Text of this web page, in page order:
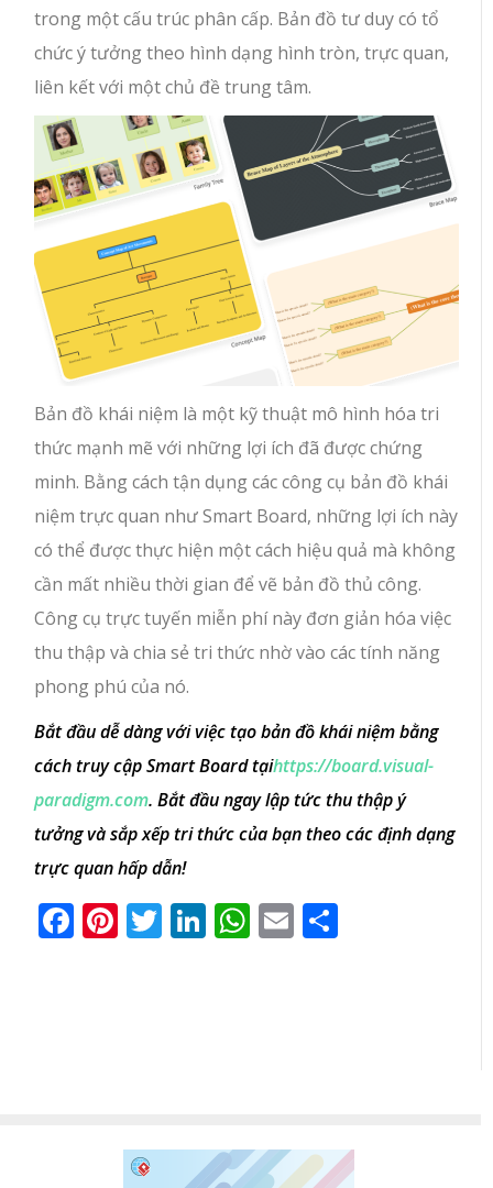
trong một cấu trúc phân cấp. Bản đồ tư duy có tổ
chức ý tưởng theo hình dạng hình tròn, trực quan,
liên kết với một chủ đề trung tâm.
Bản đồ khái niệm là một kỹ thuật mô hình hóa tri
thức mạnh mẽ với những lợi ích đã được chứng
minh. Bằng cách tận dụng các công cụ bản đồ khái
niệm trực quan như Smart Board, những lợi ích này
có thể được thực hiện một cách hiệu quả mà không
cần mất nhiều thời gian để vẽ bản đồ thủ công.
Công cụ trực tuyến miễn phí này đơn giản hóa việc
thu thập và chia sẻ tri thức nhờ vào các tính năng
phong phú của nó.
Bắt đầu dễ dàng với việc tạo bản đồ khái niệm bằng
cách truy cập Smart Board tạihttps://board.visual-
paradigm.com. Bắt đầu ngay lập tức thu thập ý
tưởng và sắp xếp tri thức của bạn theo các định dạng
trực quan hấp dẫn!
Facebook
Pinterest
Twitter
LinkedIn
WhatsApp
Email